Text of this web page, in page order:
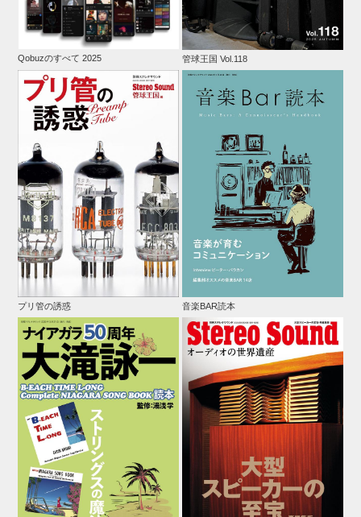
Qobuzのすべて 2025 管球王国 Vol.118
プリ管の誘惑 音楽BAR読本